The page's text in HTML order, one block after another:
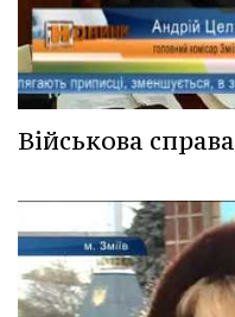
Військова справа